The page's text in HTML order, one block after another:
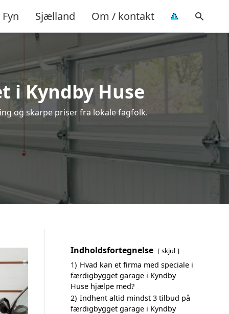
Fyn Sjælland Om / kontakt
i Kyndby Huse
og skarpe priser fra lokale fagfolk.
Indholdsfortegnelse skjul
1) Hvad kan et firma med speciale i
færdigbygget garage i Kyndby
Huse hjælpe med?
2) Indhent altid mindst 3 tilbud på
færdigbygget garage i Kyndby